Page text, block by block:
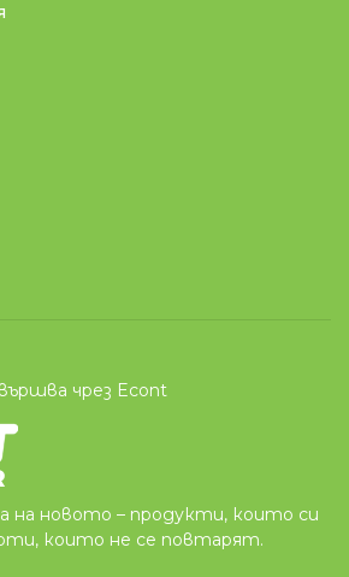
чрез Econt
на новото – продукти, които си
които не се повтарят.